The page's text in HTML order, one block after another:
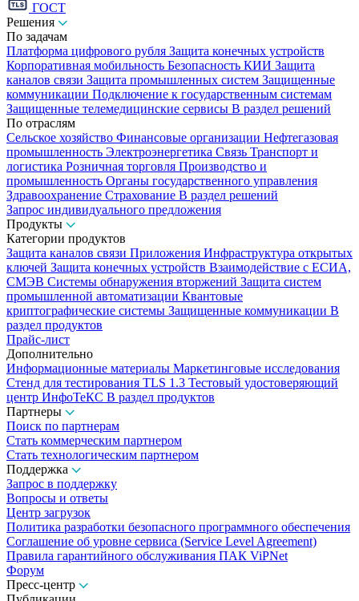
ГОСТ
Решения
По задачам
Платформа цифрового рубля Защита конечных устройств
Корпоративная мобильность Безопасность КИИ Защита
каналов связи Защита промышленных систем Защищенные
коммуникации Подключение к государственным системам
Защищенные телемедицинские сервисы В раздел решений
По отраслям
Сельское хозяйство Финансовые организации Нефтегазовая
промышленность Электроэнергетика Связь Транспорт и
логистика Розничная торговля Производство и
промышленность Органы государственного управления
Здравоохранение Страхование В раздел решений
Запрос индивидуального предложения
Продукты
Категории продуктов
Защита каналов связи Приложения Инфраструктура открытых
ключей Защита конечных устройств Взаимодействие с ЕСИА,
СМЭВ Системы обнаружения вторжений Защита систем
промышленной автоматизации Квантовые
криптографические системы Защищенные коммуникации В
раздел продуктов
Прайс-лист
Дополнительно
Информационные материалы Маркетинговые исследования
Стенд для тестирования TLS 1.3 Тестовый удостоверяющий
центр ИнфоТеКС В раздел продуктов
Партнеры
Поиск по партнерам
Стать коммерческим партнером
Стать технологическим партнером
Поддержка
Запрос в поддержку
Вопросы и ответы
Центр загрузок
Политика разработки безопасного программного обеспечения
Соглашение об уровне сервиса (Service Level Agreement)
Правила гарантийного обслуживания ПАК ViPNet
Форум
Пресс-центр